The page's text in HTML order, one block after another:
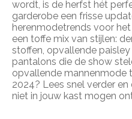
wordt, is de herfst hét
garderobe een frisse
herenmodetrends voor
een toffe mix van stijlen:
stoffen, opvallende
pantalons die de show
opvallende
2024? Lees snel verder
niet in jouw kast mogen